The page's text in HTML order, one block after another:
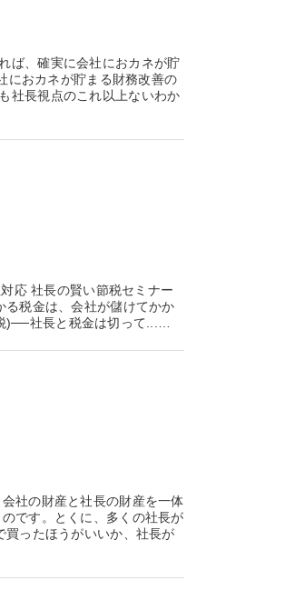
ば、確実に会社におカネが貯
おカネが貯まる財務改善の
社長視点のこれ以上ないわか
応 社長の賢い節税セミナー
税金は、会社が儲けてかか
)──社長と税金は切って...…
社の財産と社長の財産を一体
です。とくに、多くの社長が
ったほうがいいか、社長が